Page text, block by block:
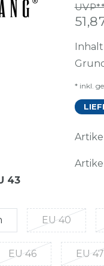
* inkl.
43
EU 40
EU 46 EU 47